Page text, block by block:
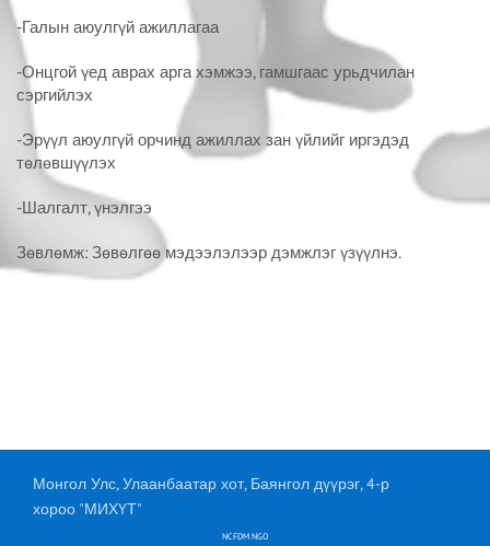
-Галын аюулгүй ажиллагаа
-Онцгой үед аврах арга хэмжээ, гамшгаас урьдчилан
сэргийлэх
-Эрүүл аюулгүй орчинд ажиллах зан үйлийг иргэдэд
төлөвшүүлэх
-Шалгалт, үнэлгээ
Зөвлөмж: Зөвөлгөө мэдээлэлээр дэмжлэг үзүүлнэ.
Монгол Улс, Улаанбаатар хот, Баянгол дүүрэг, 4-р
хороо "МИХҮТ"
NCFDM NGO